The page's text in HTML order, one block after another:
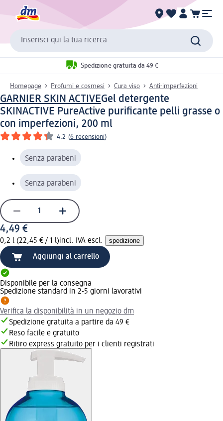
Inserisci qui la tua ricerca
Spedizione gratuita da 49 €
Homepage Profumi e cosmesi Cura viso Anti-imperfezioni
GARNIER SKIN ACTIVEGel detergente
SKINACTIVE PureActive purificante pelli grasse o
con imperfezioni, 200 ml
4.2 (6 recensioni)
Senza parabeni
Senza parabeni
4,49 €
0,2 l (22,45 € / 1 l)incl. IVA escl. spedizione
Aggiungi al carrello
Disponibile per la consegna
Spedizione standard in 2-5 giorni lavorativi
Verifica la disponibilità in un negozio dm
Spedizione gratuita a partire da 49 €
Reso facile e gratuito
Ritiro express gratuito per i clienti registrati